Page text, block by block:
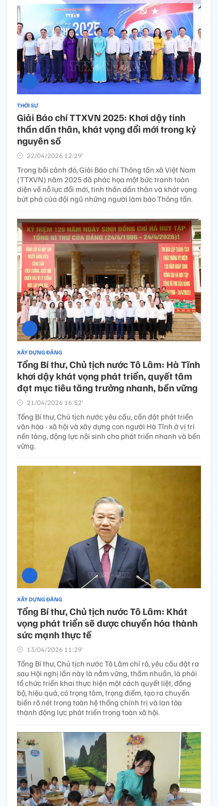
THỜI SỰ
Giải Báo chí TTXVN 2025: Khơi dậy tinh
thần dấn thân, khát vọng đổi mới trong kỷ
nguyên số
22/04/2026 12:29’
Trong bối cảnh đó, Giải Báo chí Thông tấn xã Việt Nam
(TTXVN) năm 2025 đã phác họa một bức tranh toàn
diện về nỗ lực đổi mới, tinh thần dấn thân và khát vọng
bứt phá của đội ngũ những người làm báo Thông tấn.
XÂY DỰNG ĐẢNG
Tổng Bí thư, Chủ tịch nước Tô Lâm: Hà Tĩnh
khơi dậy khát vọng phát triển, quyết tâm
đạt mục tiêu tăng trưởng nhanh, bền vững
21/04/2026 16:52’
Tổng Bí thư, Chủ tịch nước yêu cầu, cần đặt phát triển
văn hóa - xã hội và xây dựng con người Hà Tĩnh ở vị trí
nền tảng, động lực nội sinh cho phát triển nhanh và bền
vững.
XÂY DỰNG ĐẢNG
Tổng Bí thư, Chủ tịch nước Tô Lâm: Khát
vọng phát triển sẽ được chuyển hóa thành
sức mạnh thực tế
13/04/2026 11:29’
Tổng Bí thư, Chủ tịch nước Tô Lâm chỉ rõ, yêu cầu đặt ra
sau Hội nghị lần này là nắm vững, thấm nhuần, là phải
tổ chức triển khai thực hiện một cách quyết liệt, đồng
bộ, hiệu quả, có trọng tâm, trọng điểm, tạo ra chuyển
biến rõ nét trong toàn hệ thống chính trị và lan tỏa
thành động lực phát triển trong toàn xã hội.